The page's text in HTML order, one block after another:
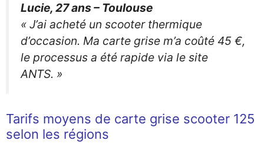
Lucie, 27 ans – Toulouse
« J’ai acheté un scooter thermique
d’occasion. Ma carte grise m’a coûté 45 €,
le processus a été rapide via le site
ANTS. »
Tarifs moyens de carte grise scooter 125
selon les régions